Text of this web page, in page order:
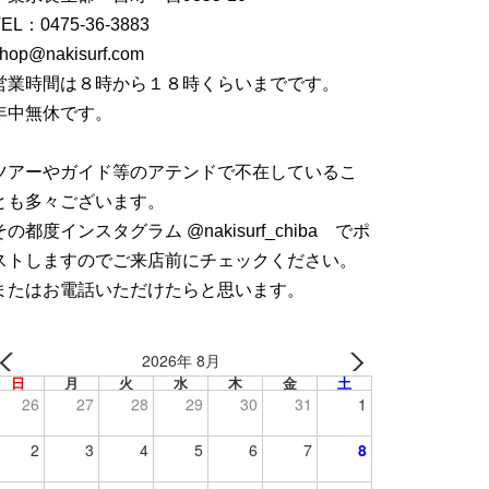
： 0475-36-3883
業時間は８時から１８時くらいまでです。
中無休です。
アーやガイド等のアテンドで不在しているこ
も多々ございます。
の都度インスタグラム @nakisurf_chiba でポ
トしますのでご来店前にチェックください。
たはお電話いただけたらと思います。
2026年 8月
日 月 火 水 木 金 土
26 27 28 29 30 31 1
2 3 4 5 6 7 8